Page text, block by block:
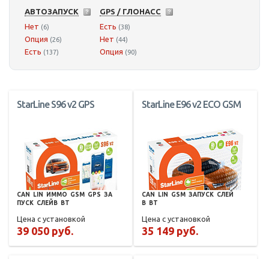
АВТОЗАПУСК
Нет (6)
Опция (26)
Есть (137)
GPS / ГЛОНАСС
Есть (38)
Нет (44)
Опция (90)
StarLine S96 v2 GPS
CAN LIN ИММО GSM GPS ЗА
ПУСК СЛЕЙВ BT
Цена с установкой
39 050 руб.
StarLine E96 v2 ECO GSM
CAN LIN GSM ЗАПУСК СЛЕЙ
В
BT
Цена с установкой
35 149 руб.